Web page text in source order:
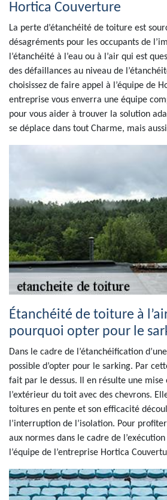
Hortica Couverture
La perte d’étanchéité de toiture est
désagréments pour les occupants de
l’étanchéité à l’eau ou à l’air qui est
des défaillances au niveau de
choisissez de faire appel à l’équipe de
entreprise vous enverra une équipe
pour vous aider à trouver la solution
se déplace dans tout Charme, mais
Étanchéité de toiture à
pourquoi opter pour le
Dans le cadre de l’étanchéification
possible d’opter pour le sarking. Par
fait par le dessus. Il en résulte une mise
l’extérieur du toit avec des chevrons.
toitures en pente et son efficacité
l’interruption de l’isolation. Pour
aux normes dans le cadre de
l’équipe de l’entreprise Hortica